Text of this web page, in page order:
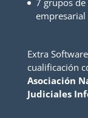
empresarial
Extra
cualificación
Asociación
Judiciales